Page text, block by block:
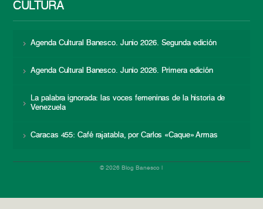
CULTURA
Agenda Cultural Banesco. Junio 2026. Segunda edición
Agenda Cultural Banesco. Junio 2026. Primera edición
La palabra ignorada: las voces femeninas de la historia de
Venezuela
Caracas 455: Café rajatabla, por Carlos «Caque» Armas
© 2026 Blog Banesco |